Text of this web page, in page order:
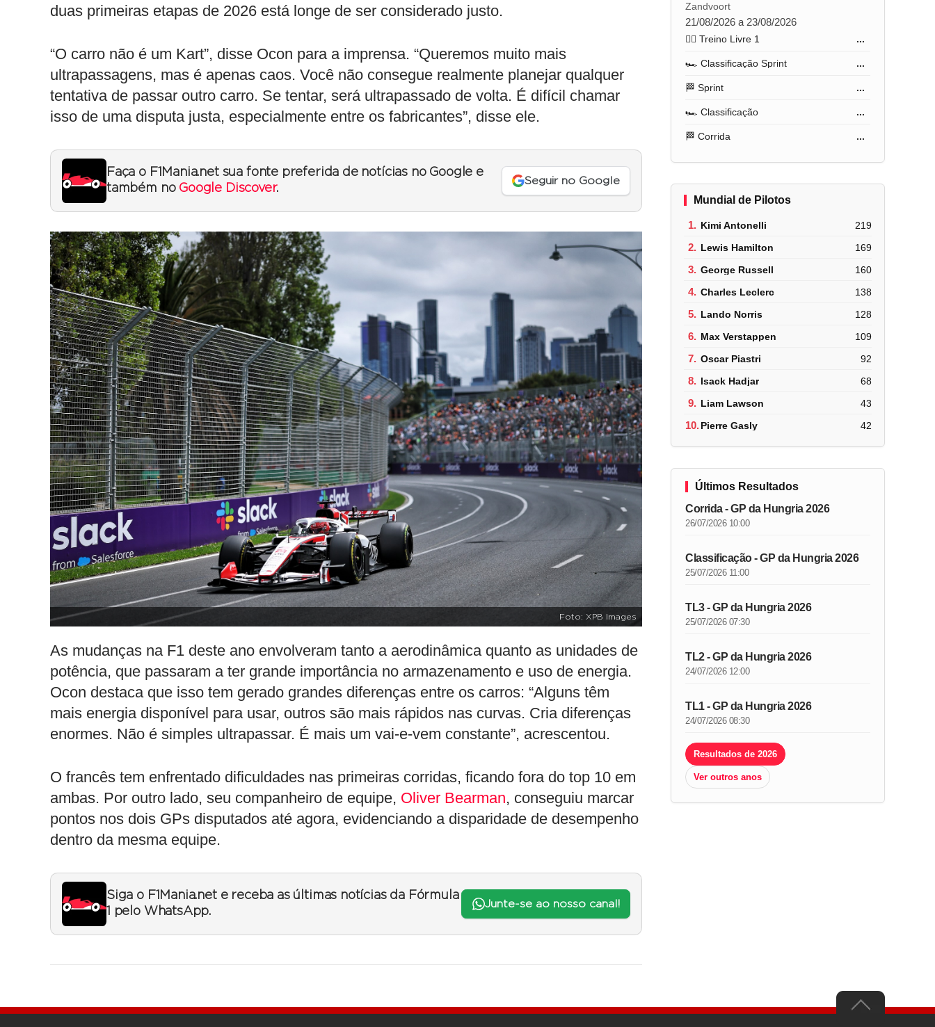
duas primeiras etapas de 2026 está longe de ser considerado justo.
“O carro não é um Kart”, disse Ocon para a imprensa. “Queremos muito mais
ultrapassagens, mas é apenas caos. Você não consegue realmente planejar qualquer
tentativa de passar outro carro. Se tentar, será ultrapassado de volta. É difícil chamar
isso de uma disputa justa, especialmente entre os fabricantes”, disse ele.
Faça o F1Mania.net sua fonte preferida de notícias no Google e
também no Google Discover.
Seguir no Google
Foto: XPB Images
As mudanças na F1 deste ano envolveram tanto a aerodinâmica quanto as unidades de
potência, que passaram a ter grande importância no armazenamento e uso de energia.
Ocon destaca que isso tem gerado grandes diferenças entre os carros: “Alguns têm
mais energia disponível para usar, outros são mais rápidos nas curvas. Cria diferenças
enormes. Não é simples ultrapassar. É mais um vai-e-vem constante”, acrescentou.
O francês tem enfrentado dificuldades nas primeiras corridas, ficando fora do top 10 em
ambas. Por outro lado, seu companheiro de equipe, Oliver Bearman, conseguiu marcar
pontos nos dois GPs disputados até agora, evidenciando a disparidade de desempenho
dentro da mesma equipe.
Siga o F1Mania.net e receba as últimas notícias da Fórmula
1 pelo WhatsApp.
Junte-se ao nosso canal!
Zandvoort
21/08/2026 a 23/08/2026
🏋️‍♂️ Treino Livre 1 ...
🏎️ Classificação Sprint ...
🏁 Sprint ...
🏎️ Classificação ...
🏁 Corrida ...
Mundial de Pilotos
1. Kimi Antonelli 219
2. Lewis Hamilton 169
3. George Russell 160
4. Charles Leclerc 138
5. Lando Norris 128
6. Max Verstappen 109
7. Oscar Piastri 92
8. Isack Hadjar 68
9. Liam Lawson 43
10.Pierre Gasly 42
Últimos Resultados
Corrida - GP da Hungria 2026
26/07/2026 10:00
Classificação - GP da Hungria 2026
25/07/2026 11:00
TL3 - GP da Hungria 2026
25/07/2026 07:30
TL2 - GP da Hungria 2026
24/07/2026 12:00
TL1 - GP da Hungria 2026
24/07/2026 08:30
Resultados de 2026
Ver outros anos